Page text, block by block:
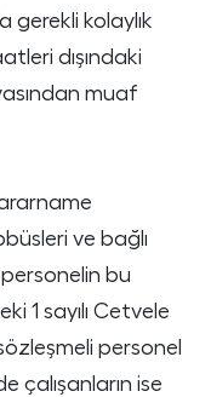
gerekli kolaylık
dışındaki
muaf
ve bağlı
personelin bu
1 sayılı Cetvele
personel
çalışanların ise